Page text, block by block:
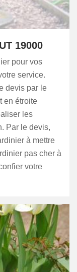
19000
pour vos
service.
devis par le
en étroite
les
Par le devis,
à mettre
pas cher à
votre